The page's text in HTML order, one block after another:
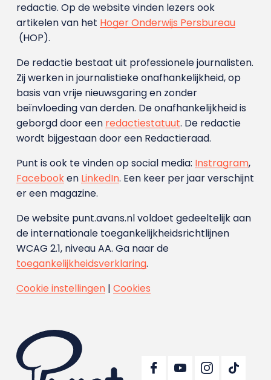
redactie. Op de website vinden lezers ook
artikelen van het Hoger Onderwijs Persbureau
(HOP).
De redactie bestaat uit professionele journalisten.
Zij werken in journalistieke onafhankelijkheid, op
basis van vrije nieuwsgaring en zonder
beïnvloeding van derden. De onafhankelijkheid is
geborgd door een redactiestatuut. De redactie
wordt bijgestaan door een Redactieraad.
Punt is ook te vinden op social media: Instragram,
Facebooken LinkedIn. Een keer per jaar verschijnt
er een magazine.
De website punt.avans.nl voldoet gedeeltelijk aan
de internationale toegankelijkheidsrichtlijnen
WCAG 2.1, niveau AA. Ga naar de
toegankelijkheidsverklaring.
Cookie instellingen| Cookies